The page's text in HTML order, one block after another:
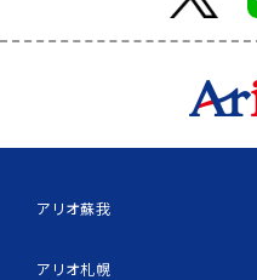
アリオ蘇我
アリオ札幌